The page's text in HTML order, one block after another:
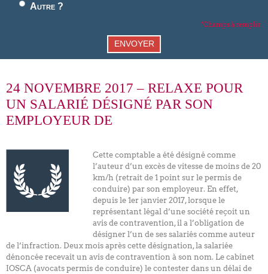
Autre ?
*Champs à remplir
ENVOYER
24 NOVEMBRE 2017 – RELAXE POUR
UN SALARIÉ DÉSIGNÉ PAR SON
EMPLOYEUR DE
Cette comptable a été désigné comme
l’auteur d’un excès de vitesse de moins de 20
km/h (retrait de 1 point sur le permis de
conduire) par son employeur. En effet,
depuis le 1er janvier 2017, lorsque le
représentant légal d’une société reçoit un
avis de contravention, il a l’obligation de
désigner l’un de ses salariés comme auteur
de l’infraction. Deux mois après cette désignation, la salariée
dénoncée recevait un avis de contravention à son nom. Le cabinet
IOSCA (avocats permis de conduire) le contester dans un délai de